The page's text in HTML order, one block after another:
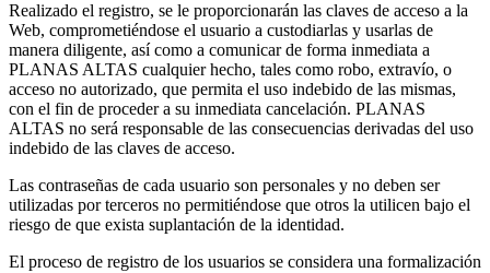
Realizado el registro, se le proporcionarán las claves de acceso a la
Web, comprometiéndose el usuario a custodiarlas y usarlas de
manera diligente, así como a comunicar de forma inmediata a
PLANAS ALTAS cualquier hecho, tales como robo, extravío, o
acceso no autorizado, que permita el uso indebido de las mismas,
con el fin de proceder a su inmediata cancelación. PLANAS
ALTAS no será responsable de las consecuencias derivadas del uso
indebido de las claves de acceso.
Las contraseñas de cada usuario son personales y no deben ser
utilizadas por terceros no permitiéndose que otros la utilicen bajo el
riesgo de que exista suplantación de la identidad.
El proceso de registro de los usuarios se considera una formalización